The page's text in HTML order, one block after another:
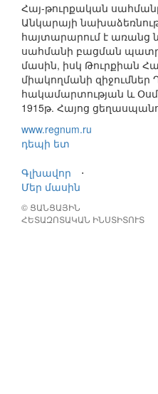
Հայ-թուրքական
Անկարայի
հայտարարում է
սահմանի բացման
մասին, իսկ Թուրքիան
միակողմանի
հակամարտության և
1915թ. Հայոց
www.regnum.ru
դեպի ետ
Գլխավոր
⋅
Մեր մասին
© ՑԱՆՑԱՅԻՆ
ՀԵՏԱԶՈՏԱԿԱՆ ԻՆՍՏԻՏՈՒՏ